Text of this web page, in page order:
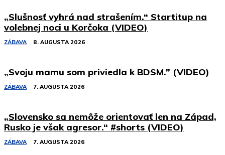
„Slušnosť vyhrá nad strašením.“ Startitup na
volebnej noci u Korčoka (VIDEO)
ZÁBAVA 8. AUGUSTA 2026
„Svoju mamu som priviedla k BDSM.” (VIDEO)
ZÁBAVA 7. AUGUSTA 2026
„Slovensko sa nemôže orientovať len na Západ,
Rusko je však agresor.“ #shorts (VIDEO)
ZÁBAVA 7. AUGUSTA 2026